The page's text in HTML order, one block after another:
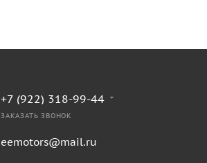
+7 (922) 318-99-44
ЗАКАЗАТЬ ЗВОНОК
eemotors@mail.ru